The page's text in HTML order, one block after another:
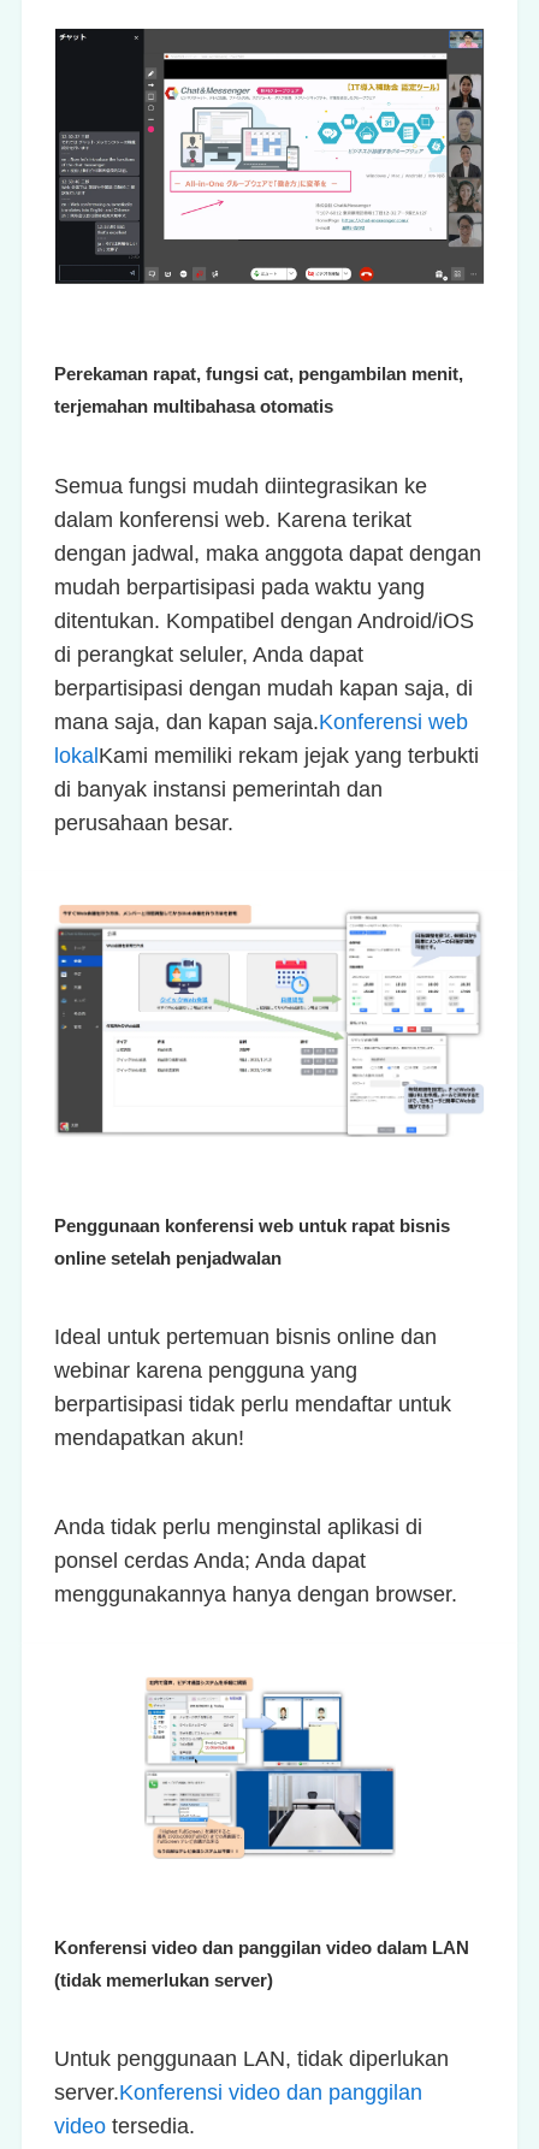
Perekaman rapat, fungsi cat, pengambilan menit,
terjemahan multibahasa otomatis
Semua fungsi mudah diintegrasikan ke
dalam konferensi web. Karena terikat
dengan jadwal, maka anggota dapat dengan
mudah berpartisipasi pada waktu yang
ditentukan. Kompatibel dengan Android/iOS
di perangkat seluler, Anda dapat
berpartisipasi dengan mudah kapan saja, di
mana saja, dan kapan saja.Konferensi web
lokalKami memiliki rekam jejak yang terbukti
di banyak instansi pemerintah dan
perusahaan besar.
Penggunaan konferensi web untuk rapat bisnis
online setelah penjadwalan
Ideal untuk pertemuan bisnis online dan
webinar karena pengguna yang
berpartisipasi tidak perlu mendaftar untuk
mendapatkan akun!
Anda tidak perlu menginstal aplikasi di
ponsel cerdas Anda; Anda dapat
menggunakannya hanya dengan browser.
Konferensi video dan panggilan video dalam LAN
(tidak memerlukan server)
Untuk penggunaan LAN, tidak diperlukan
server.Konferensi video dan panggilan
videotersedia.